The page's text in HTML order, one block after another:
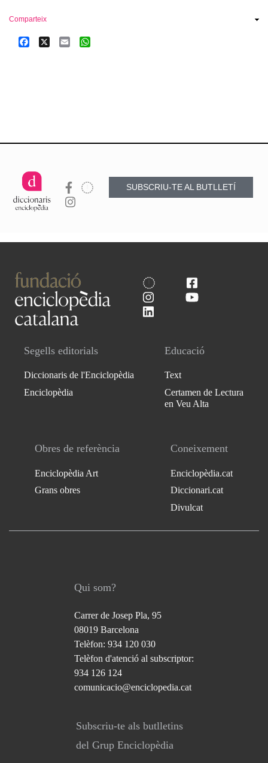
Comparteix
Facebook Email
SUBSCRIU-TE AL BUTLLETÍ
Segells editorials
Diccionaris de l'Enciclopèdia
Enciclopèdia
Educació
Text
Certamen de Lectura
en Veu Alta
Obres de referència
Enciclopèdia Art
Grans obres
Coneixement
Enciclopèdia.cat
Diccionari.cat
Divulcat
Qui som?
Carrer de Josep Pla, 95
08019 Barcelona
Telèfon: 934 120 030
Telèfon d'atenció al subscriptor:
934 126 124
comunicacio@enciclopedia.cat
Subscriu-te als butlletins
del Grup Enciclopèdia